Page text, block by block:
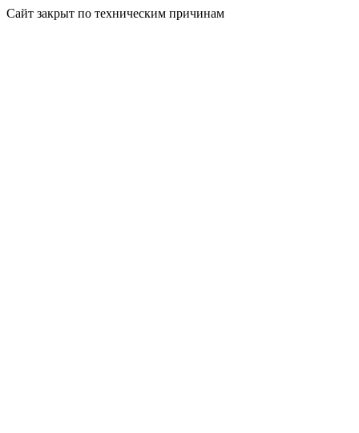
Сайт закрыт по техническим причинам